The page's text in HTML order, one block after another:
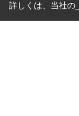
詳しくは、当社の